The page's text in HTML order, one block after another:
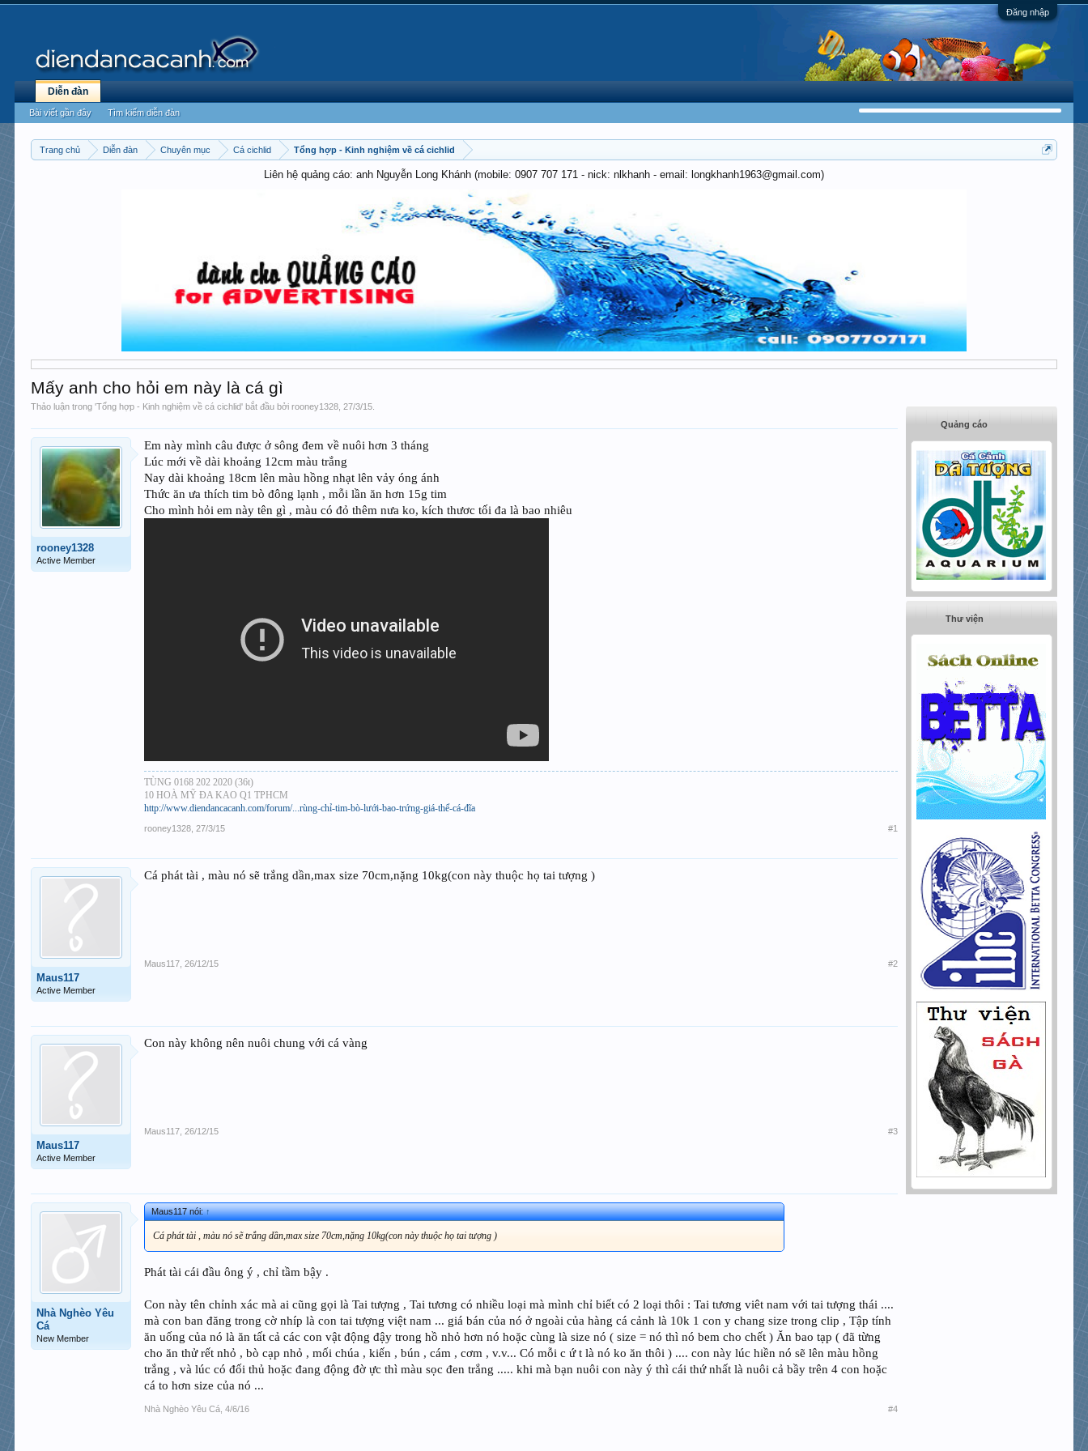
Đăng nhập
Trang chủ Diễn đàn Chuyên mục Cá cichlid Tổng hợp - Kinh nghiệm về cá cichlid
Liên hệ quảng cáo: anh Nguyễn Long Khánh (mobile: 0907 707 171 - nick: nlkhanh - email: longkhanh1963@gmail.com)
Mấy anh cho hỏi em này là cá gì
Thảo luận trong 'Tổng hợp - Kinh nghiệm về cá cichlid' bắt đầu bởirooney1328 ,27/3/15
rooney1328
Active Member
Em này mình câu được ở sông đem về nuôi hơn 3 tháng
Lúc mới về dài khoảng 12cm màu trắng
Nay dài khoảng 18cm lên màu hồng nhạt lên vảy óng ánh
Thức ăn ưa thích tim bò đông lạnh , mỗi lần ăn hơn 15g tim
Cho mình hỏi em này tên gì , màu có đỏ thêm nưa ko, kích thươc tối đa là bao nhiêu
TÙNG 0168 202 2020 (36t)
10 HOÀ MỸ ĐA KAO Q1 TPHCM
http://www.diendancacanh.com/forum/...rùng-chỉ-tim-bò-lưới-bao-trứng-giá-thể-cá-đĩa
rooney1328 27/3/15 #1
Maus117
Active Member
Cá phát tài , màu nó sẽ trắng dần,max size 70cm,nặng 10kg(con này thuộc họ tai tượng )
Maus117 26/12/15 #2
Maus117
Active Member
Con này không nên nuôi chung với cá vàng
Maus117 26/12/15 #3
Nhà Nghèo Yêu
Cá
New Member
Maus117 nói:↑
Cá phát tài , màu nó sẽ trắng dần,max size 70cm,nặng 10kg(con này thuộc họ tai tượng )
Phát tài cái đầu ông ý , chỉ tầm bậy .
Con này tên chỉnh xác mà ai cũng gọi là Tai tượng , Tai tương có nhiều loại mà mình chỉ biết có 2 loại thôi : Tai tương viêt nam với tai tượng thái ....
mà con ban đăng trong cờ nhíp là con tai tượng việt nam ... giá bán của nó ở ngoài của hàng cá cảnh là 10k 1 con y chang size trong clip , Tập tính
ăn uống của nó là ăn tất cả các con vật động đậy trong hồ nhỏ hơn nó hoặc cùng là size nó ( size = nó thì nó bem cho chết ) Ăn bao tạp ( đã từng
cho ăn thử rết nhỏ , bò cạp nhỏ , mối chúa , kiến , bún , cám , cơm , v.v... Có mỗi c ứ t là nó ko ăn thôi ) .... con này lúc hiền nó sẽ lên màu hồng
trắng , và lúc có đối thủ hoặc đang động đờ ực thì màu sọc đen trắng ..... khi mà bạn nuôi con này ý thì cái thứ nhất là nuôi cả bầy trên 4 con hoặc
cá to hơn size của nó ...
Nhà Nghèo Yêu Cá 4/6/16 #4
Quảng cáo
Thư viện
Diễn đàn
Bài viết gần đây Tìm kiếm diễn đàn